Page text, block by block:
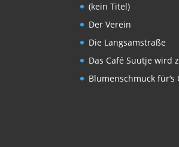
(kein Titel)
Der Verein
Die Langsamstraße
Das Café Suutje wird
Blumenschmuck für‘s